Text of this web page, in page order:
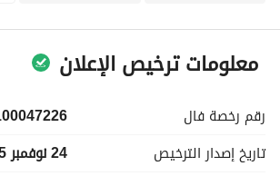
معلومات ترخيص الإعلان
رقم رخصة فال
تاريخ إصدار الترخيص
24 نوفمبر 2025